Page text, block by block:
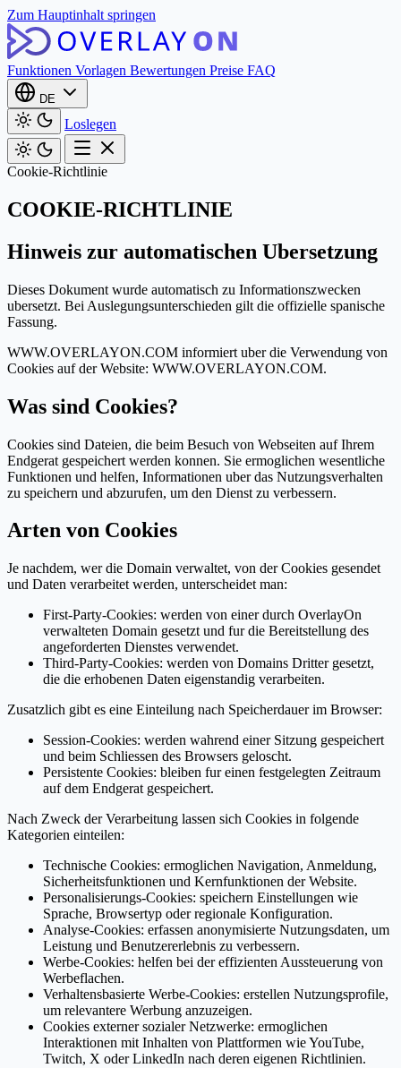
Zum Hauptinhalt springen
Funktionen Vorlagen Bewertungen Preise FAQ
DE
Loslegen
Cookie-Richtlinie
COOKIE-RICHTLINIE
Hinweis zur automatischen Ubersetzung
Dieses Dokument wurde automatisch zu Informationszwecken
ubersetzt. Bei Auslegungsunterschieden gilt die offizielle spanische
Fassung.
WWW.OVERLAYON.COM informiert uber die Verwendung von
Cookies auf der Website: WWW.OVERLAYON.COM.
Was sind Cookies?
Cookies sind Dateien, die beim Besuch von Webseiten auf Ihrem
Endgerat gespeichert werden konnen. Sie ermoglichen wesentliche
Funktionen und helfen, Informationen uber das Nutzungsverhalten
zu speichern und abzurufen, um den Dienst zu verbessern.
Arten von Cookies
Je nachdem, wer die Domain verwaltet, von der Cookies gesendet
und Daten verarbeitet werden, unterscheidet man:
First-Party-Cookies: werden von einer durch OverlayOn
verwalteten Domain gesetzt und fur die Bereitstellung des
angeforderten Dienstes verwendet.
Third-Party-Cookies: werden von Domains Dritter gesetzt,
die die erhobenen Daten eigenstandig verarbeiten.
Zusatzlich gibt es eine Einteilung nach Speicherdauer im Browser:
Session-Cookies: werden wahrend einer Sitzung gespeichert
und beim Schliessen des Browsers geloscht.
Persistente Cookies: bleiben fur einen festgelegten Zeitraum
auf dem Endgerat gespeichert.
Nach Zweck der Verarbeitung lassen sich Cookies in folgende
Kategorien einteilen:
Technische Cookies: ermoglichen Navigation, Anmeldung,
Sicherheitsfunktionen und Kernfunktionen der Website.
Personalisierungs-Cookies: speichern Einstellungen wie
Sprache, Browsertyp oder regionale Konfiguration.
Analyse-Cookies: erfassen anonymisierte Nutzungsdaten, um
Leistung und Benutzererlebnis zu verbessern.
Werbe-Cookies: helfen bei der effizienten Aussteuerung von
Werbeflachen.
Verhaltensbasierte Werbe-Cookies: erstellen Nutzungsprofile,
um relevantere Werbung anzuzeigen.
Cookies externer sozialer Netzwerke: ermoglichen
Interaktionen mit Inhalten von Plattformen wie YouTube,
Twitch, X oder LinkedIn nach deren eigenen Richtlinien.